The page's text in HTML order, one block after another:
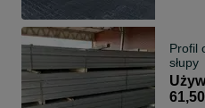
Profil
słupy
61,50